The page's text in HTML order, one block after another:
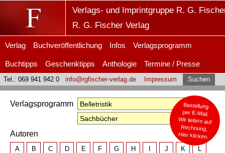
Verlags- und Imprintgruppe R. G.
R. G. Fischer Verlag
Verlag Buchveröffentlichung Infos Verlagsprogramm
Buchtipps Geschenktipps Anthologie Termine / Presse
Tel.: 069 941 942 0 info@rgfischer-verlag.de Impressum Suchen
Bestellung
per E-Mail.
Wir liefern auf
Rechnung.
Hier klicken.
Verlagsprogramm
Autoren
A B C D E F G H J K L